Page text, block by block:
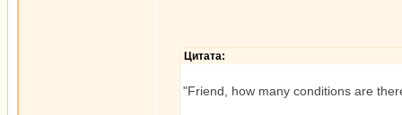
Цитата:
"Friend, how many conditions are